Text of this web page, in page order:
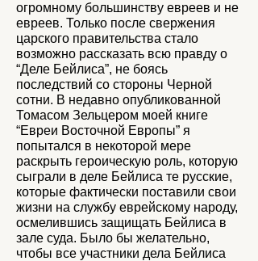
огромному большинству евреев и не
евреев. Только после свержения
царского правительства стало
возможно рассказать всю правду о
“Деле Бейлиса”, не боясь
последствий со стороны Черной
сотни. В недавно опубликованной
Томасом Зельцером моей книге
“Евреи Восточной Европы” я
попытался в некоторой мере
раскрыть героическую роль, которую
сыграли в деле Бейлиса те русские,
которые фактически поставили свои
жизни на службу еврейскому народу,
осмелившись защищать Бейлиса в
зале суда. Было бы желательно,
чтобы все участники дела Бейлиса